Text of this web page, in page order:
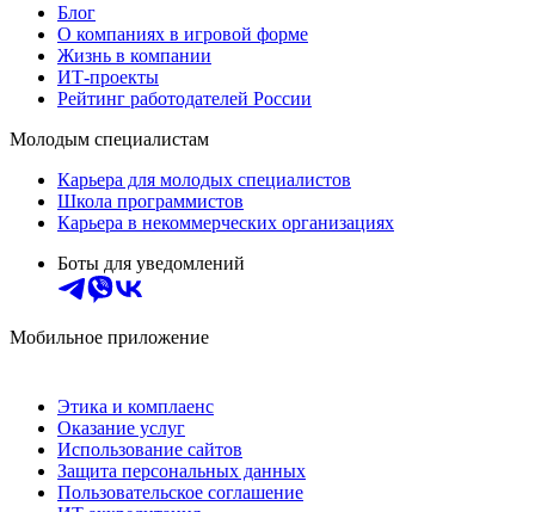
Блог
О компаниях в игровой форме
Жизнь в компании
ИТ-проекты
Рейтинг работодателей России
Молодым специалистам
Карьера для молодых специалистов
Школа программистов
Карьера в некоммерческих организациях
Боты для уведомлений
Мобильное приложение
Этика и комплаенс
Оказание услуг
Использование сайтов
Защита персональных данных
Пользовательское соглашение